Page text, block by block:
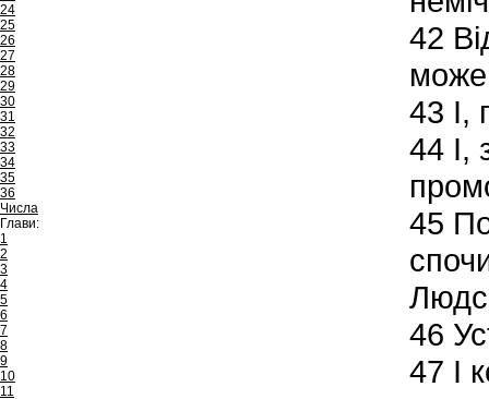
24
25
26
27
28
29
30
31
32
33
34
35
36
Числа
Глави:
1
2
3
4
5
6
7
8
9
10
11
42
може
43 І,
44 І,
45
46
47 І